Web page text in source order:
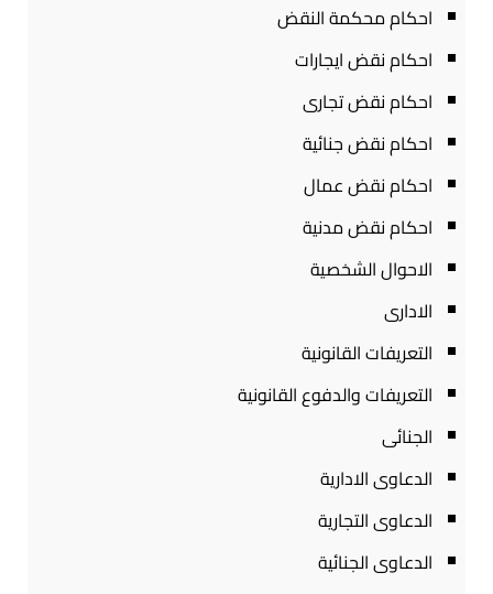
احكام محكمة النقض
احكام نقض ايجارات
احكام نقض تجارى
احكام نقض جنائية
احكام نقض عمال
احكام نقض مدنية
الاحوال الشخصية
الادارى
التعريفات القانونية
التعريفات والدفوع القانونية
الجنائى
الدعاوى الادارية
الدعاوى التجارية
الدعاوى الجنائية